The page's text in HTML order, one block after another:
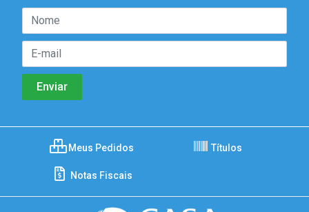
Meus Pedidos Títulos
Notas Fiscais